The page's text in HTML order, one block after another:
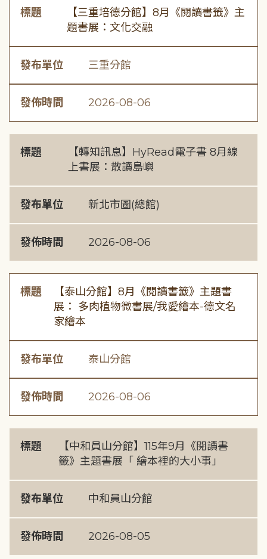
標題
【三重培德分館】8月《閱讀書籤》主
題書展：文化交融
發布單位 三重分館
發佈時間 2026-08-06
標題
【轉知訊息】HyRead電子書 8月線
上書展：散讀島嶼
發布單位 新北市圖(總館)
發佈時間 2026-08-06
標題
【泰山分館】8月《閱讀書籤》主題書
展： 多肉植物微書展/我愛繪本-德文名
家繪本
發布單位 泰山分館
發佈時間 2026-08-06
標題
【中和員山分館】115年9月《閱讀書
籤》主題書展「 繪本裡的大小事」
發布單位 中和員山分館
發佈時間 2026-08-05